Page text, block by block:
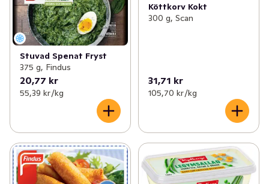
Stuvad Spenat Fryst
375 g, Findus
20,77 kr
55,39 kr /kg
Köttkorv Kokt
300 g, Scan
31,71 kr
105,70 kr /kg